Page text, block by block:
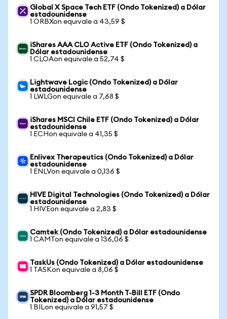
Global X Space Tech ETF (Ondo Tokenized) a Dólar
estadounidense
1 ORBXon equivale a 43,59 $
iShares AAA CLO Active ETF (Ondo Tokenized) a
Dólar estadounidense
1 CLOAon equivale a 52,74 $
Lightwave Logic (Ondo Tokenized) a Dólar
estadounidense
1 LWLGon equivale a 7,68 $
iShares MSCI Chile ETF (Ondo Tokenized) a Dólar
estadounidense
1 ECHon equivale a 41,35 $
Enlivex Therapeutics (Ondo Tokenized) a Dólar
estadounidense
1 ENLVon equivale a 0,136 $
HIVE Digital Technologies (Ondo Tokenized) a Dólar
estadounidense
1 HIVEon equivale a 2,83 $
Camtek (Ondo Tokenized) a Dólar estadounidense
1 CAMTon equivale a 136,06 $
TaskUs (Ondo Tokenized) a Dólar estadounidense
1 TASKon equivale a 8,06 $
SPDR Bloomberg 1-3 Month T-Bill ETF (Ondo
Tokenized) a Dólar estadounidense
1 BILon equivale a 91,57 $